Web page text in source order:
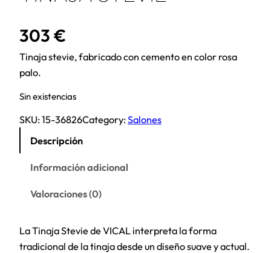
303 €
Tinaja stevie, fabricado con cemento en color rosa
palo.
Sin existencias
SKU:15-36826Category:Salones
Descripción
Información adicional
Valoraciones (0)
La Tinaja Stevie de VICAL interpreta la forma
tradicional de la tinaja desde un diseño suave y actual.